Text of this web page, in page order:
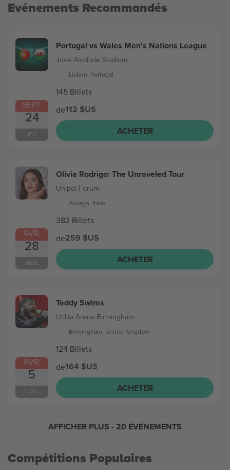
Evénements Recommandés
SEPT.
24
JEU.
Portugal vs Wales Men's Nations League
José Alvalade Stadium
Lisbon, Portugal
145 Billets
de112 $US
ACHETER
AVR.
28
MER.
Olivia Rodrigo: The Unraveled Tour
Unipol Forum
Assago, Italie
382 Billets
de259 $US
ACHETER
AVR.
5
LUN.
Teddy Swims
Utilita Arena Birmingham
Birmingham, United Kingdom
124 Billets
de164 $US
ACHETER
AFFICHER PLUS - 20 ÉVÉNEMENTS
Compétitions Populaires